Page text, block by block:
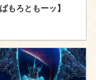
もろともーッ】